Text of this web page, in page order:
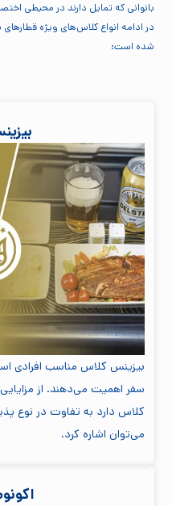
بانوانی که تمایل دارند در محیطی
شده است:
بیزینس کلاس مناسب افرادی
سفر اهمیت می‌دهند. از
کلاس دارد به تفاوت در نوع
می‌توان اشاره کرد.